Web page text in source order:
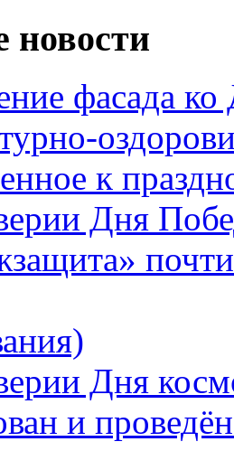
новости
фасада
к
Дня
Дня
и